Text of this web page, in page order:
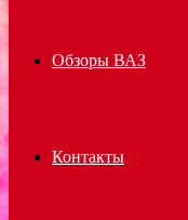
Обзоры ВАЗ
Контакты